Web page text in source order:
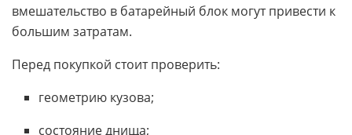
вмешательство в батарейный блок могут привести к
большим затратам.
Перед покупкой стоит проверить:
геометрию кузова;
состояние днища;